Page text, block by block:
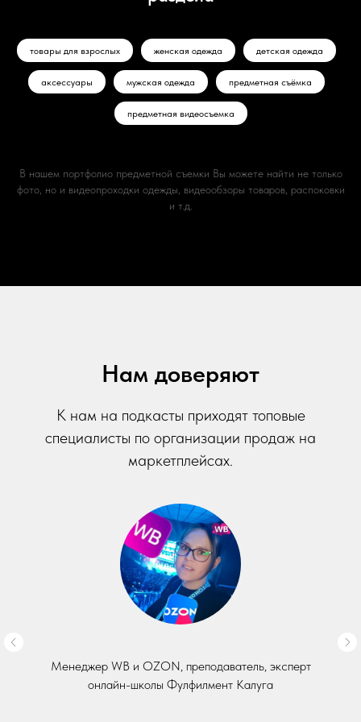
товары для взрослых женская одежда детская одежда
аксессуары мужская одежда предметная съёмка
предметная видеосъемка
В нашем портфолио предметной съемки Вы можете найти не только
фото, но и видеопроходки одежды, видеообзоры товаров, распоковки
и т.д.
Нам доверяют
К нам на подкасты приходят топовые
специалисты по организации продаж на
маркетплейсах.
Менеджер WB и OZON, преподаватель, эксперт
онлайн-школы Фулфилмент Калуга